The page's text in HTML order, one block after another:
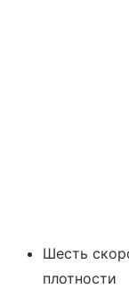
Шесть
плотности